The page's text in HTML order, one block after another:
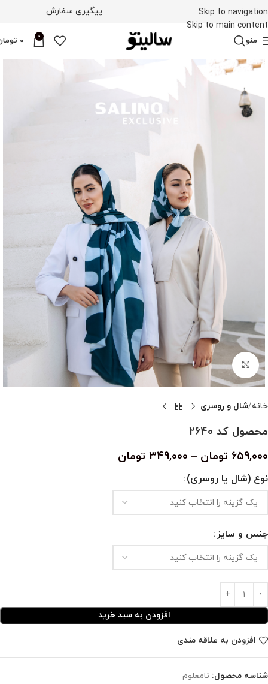
Skip to navigation
Skip to main content
پیگیری سفارش
منو 0
0
بزرگنمایی تصویر
خانه شال و روسری
محصول کد 2640
659,000 تومان –
349,000 تومان
نوع (شال یا روسری)
جنس و سایز
افزودن به سبد خرید
افزودن به علاقه مندی
شناسه محصول: نامعلوم